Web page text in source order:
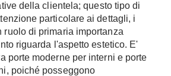
Riciclo
Energie Rinnovabili
Bioedilizia
Teleriscaldamento
della clientela; questo tipo di
particolare ai dettagli, i
ruolo di primaria importanza
riguarda l'aspetto estetico. E'
porte moderne per interni e porte
poiché posseggono